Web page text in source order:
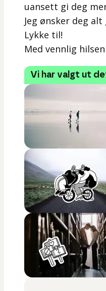
uansett gi deg
Jeg ønsker deg alt
Lykke til!
Med vennlig
Vi har valgt ut